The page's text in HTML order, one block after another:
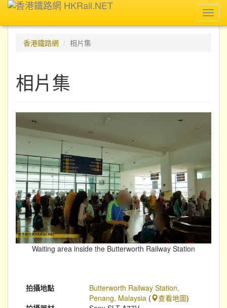
香港鐵路網
相片集
相片集
Waiting area inside the Butterworth Railway Station
拍攝地點
Butterworth Railway Station,
Penang, Malaysia ( 查看地圖)